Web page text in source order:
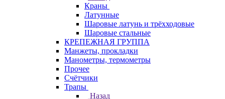
Краны
Латунные
Шаровые латунь и трёхходовые
Шаровые стальные
КРЕПЕЖНАЯ ГРУППА
Манжеты, прокладки
Манометры, термометры
Прочее
Счётчики
Трапы
Назад